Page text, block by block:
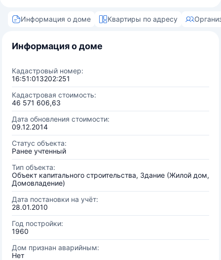
Информация о доме Квартиры по адресу
Информация о доме
Кадастровый номер:
16:51:013202:251
Кадастровая стоимость:
46 571 606,63
Дата обновления стоимости:
09.12.2014
Статус объекта:
Ранее учтенный
Тип объекта:
Объект капитального строительства, Здание (Жилой дом,
Домовладение)
Дата постановки на учёт:
28.01.2010
Год постройки:
1960
Дом признан аварийным:
Нет